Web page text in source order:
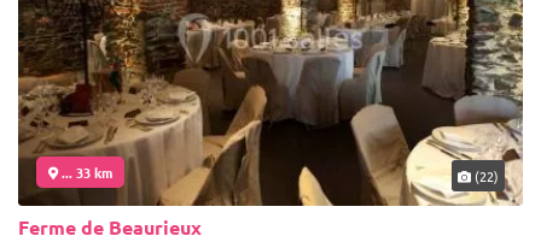
... 33 km (22)
Ferme de Beaurieux